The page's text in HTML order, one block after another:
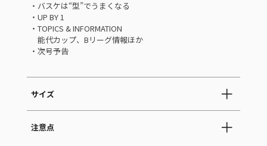
・バスケは“型”でうまくなる
・UP BY 1
・TOPICS & INFORMATION
能代カップ、Bリーグ情報ほか
・次号予告
サイズ
注意点